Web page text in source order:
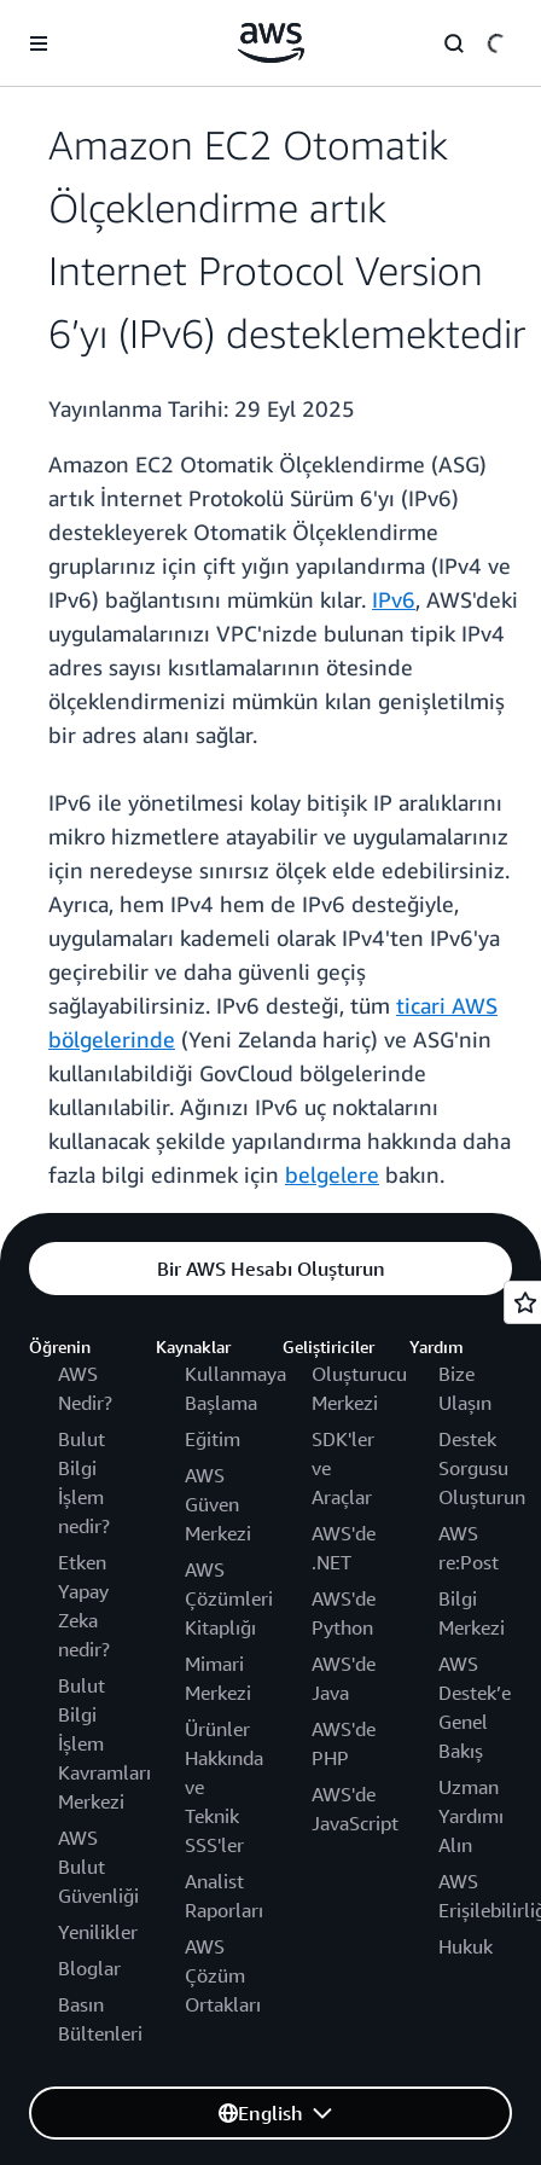
Amazon EC2 Otomatik
Ölçeklendirme artık
Internet Protocol Version
6’yı (IPv6) desteklemektedir
Yayınlanma Tarihi: 29 Eyl 2025
Amazon EC2 Otomatik Ölçeklendirme (ASG)
artık İnternet Protokolü Sürüm 6'yı (IPv6)
destekleyerek Otomatik Ölçeklendirme
gruplarınız için çift yığın yapılandırma (IPv4 ve
IPv6) bağlantısını mümkün kılar. IPv6, AWS'deki
uygulamalarınızı VPC'nizde bulunan tipik IPv4
adres sayısı kısıtlamalarının ötesinde
ölçeklendirmenizi mümkün kılan genişletilmiş
bir adres alanı sağlar.
IPv6 ile yönetilmesi kolay bitişik IP aralıklarını
mikro hizmetlere atayabilir ve uygulamalarınız
için neredeyse sınırsız ölçek elde edebilirsiniz.
Ayrıca, hem IPv4 hem de IPv6 desteğiyle,
uygulamaları kademeli olarak IPv4'ten IPv6'ya
geçirebilir ve daha güvenli geçiş
sağlayabilirsiniz. IPv6 desteği, tüm ticari AWS
bölgelerinde (Yeni Zelanda hariç) ve ASG'nin
kullanılabildiği GovCloud bölgelerinde
kullanılabilir. Ağınızı IPv6 uç noktalarını
kullanacak şekilde yapılandırma hakkında daha
fazla bilgi edinmek için belgelere bakın.
Bir AWS Hesabı Oluşturun
Öğrenin
AWS
Nedir?
Bulut
Bilgi
İşlem
nedir?
Etken
Yapay
Zeka
nedir?
Bulut
Bilgi
İşlem
Kavramları
Merkezi
AWS
Bulut
Güvenliği
Yenilikler
Bloglar
Basın
Bültenleri
Kaynaklar
Kullanmaya
Başlama
Eğitim
AWS
Güven
Merkezi
AWS
Çözümleri
Kitaplığı
Mimari
Merkezi
Ürünler
Hakkında
ve
Teknik
SSS'ler
Analist
Raporları
AWS
Çözüm
Ortakları
Geliştiriciler
Oluşturucu
Merkezi
SDK'ler
ve
Araçlar
AWS'de
.NET
AWS'de
Python
AWS'de
Java
AWS'de
PHP
AWS'de
JavaScript
Yardım
Bize
Ulaşın
Destek
Sorgusu
Oluşturun
AWS
re:Post
Bilgi
Merkezi
AWS
Destek’e
Genel
Bakış
Uzman
Yardımı
Alın
AWS
Hukuk
English